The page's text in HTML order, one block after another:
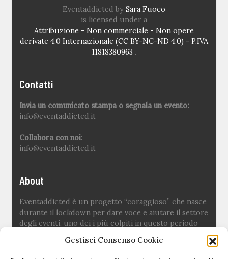
Gestisci Consenso Cookie
Eventaddicted by Sara Fuoco
is licensed under a
Attribuzione - Non commerciale - Non opere
derivate 4.0 Internazionale (CC BY-NC-ND 4.0) - P.IVA
11818380963 .
Contatti
Invia un comunicato stampa o segnala un evento:
info@eventaddicted.it
Collabora con noi:
info@eventaddicted.it
About
Eventaddicted è un progetto “coraggioso” che nasce
durante il lockdown per dare voce e aiutare il settore
degli eventi, uno dei i più colpiti in questo periodo
Ideato e fondato da Sara Fuoco